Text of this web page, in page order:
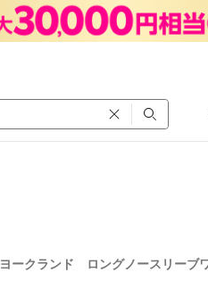
ヨークランド ロングノースリーブ